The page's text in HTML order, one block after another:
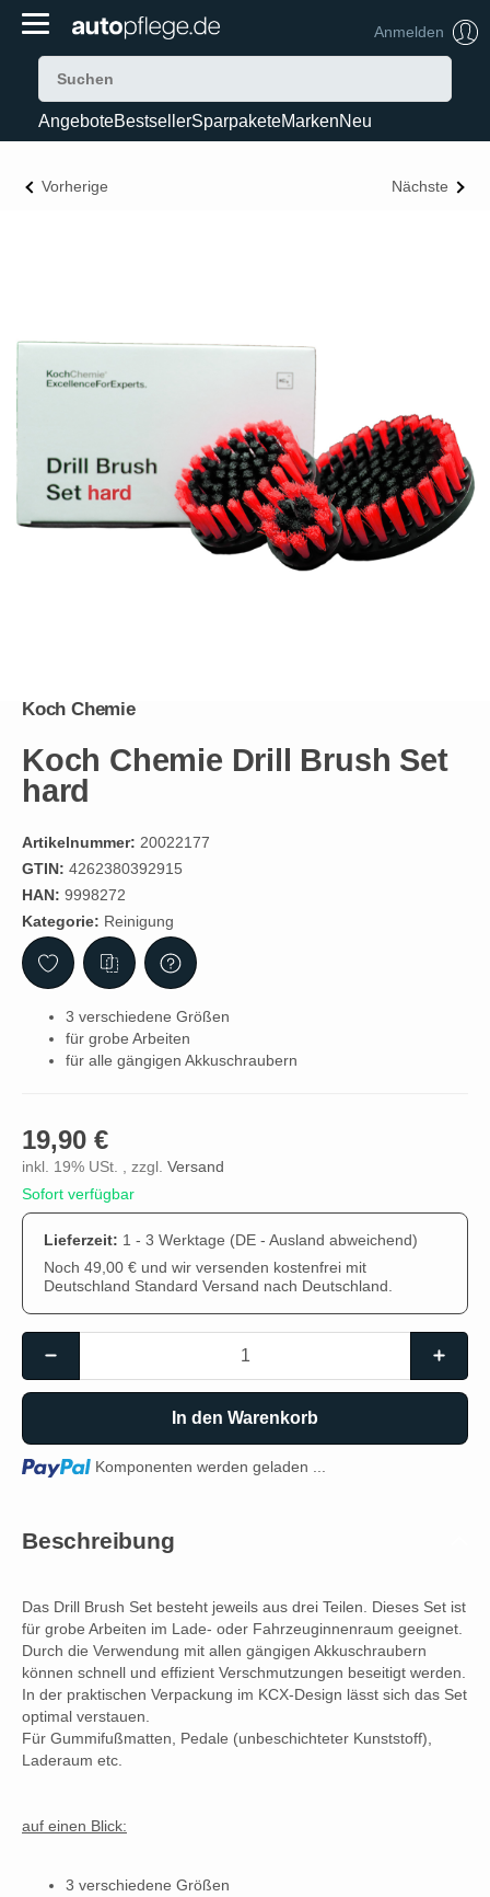
Anmelden
AngeboteBestsellerSparpaketeMarkenNeu
Vorherige Nächste
Koch Chemie
Koch Chemie Drill Brush Set
hard
Artikelnummer: 20022177
GTIN: 4262380392915
HAN: 9998272
Kategorie: Reinigung
3 verschiedene Größen
für grobe Arbeiten
für alle gängigen Akkuschraubern
19,90 €
inkl. 19% USt. , zzgl. Versand
Sofort verfügbar
Lieferzeit: 1 - 3 Werktage (DE - Ausland abweichend)
Noch 49,00 € und wir versenden kostenfrei mit
Deutschland Standard Versand nach Deutschland.
In den Warenkorb
Loading... Komponenten werden geladen ...
Beschreibung
Das Drill Brush Set besteht jeweils aus drei Teilen. Dieses Set ist
für grobe Arbeiten im Lade- oder Fahrzeuginnenraum geeignet.
Durch die Verwendung mit allen gängigen Akkuschraubern
können schnell und effizient Verschmutzungen beseitigt werden.
In der praktischen Verpackung im KCX-Design lässt sich das Set
optimal verstauen.
Für Gummifußmatten, Pedale (unbeschichteter Kunststoff),
Laderaum etc.
auf einen Blick:
3 verschiedene Größen